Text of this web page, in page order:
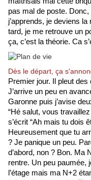
pas mal de poste. Donc,
j’apprends, je deviens
tard, je me retrouve un
ça, c’est la théorie. Ca
Dès le départ, ça
Premier jour. Il pleut
J’arrive un peu en
Garonne puis j’avise
“Hé salut, vous
s’écrit “Ah mais tu dois
Heureusement que tu
? Je panique un peu.
d’abord, non ? Bon. Ma
rentre. Un peu paumée,
l’étage mais ma N+2